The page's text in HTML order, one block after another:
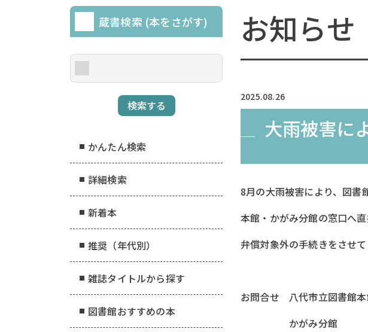
お知らせ
2025.08.26
大雨被害に
8月の大雨被害により、図書
本館・かがみ分館の窓口へ直
弁償対象外の手続きをさせて
お問合せ 八代市立図書館
かがみ分館
蔵書検索 (本をさがす)
かんたん検索
詳細検索
新着本
推奨（年代別）
雑誌タイトルから探す
図書館おすすめの本